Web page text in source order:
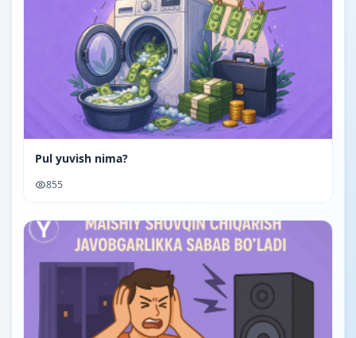
Pul yuvish nima?
855